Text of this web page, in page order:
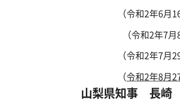
（令和2年6月
（令和2年7
（令和2年7月
（令和2年8月
山梨県知事 長崎